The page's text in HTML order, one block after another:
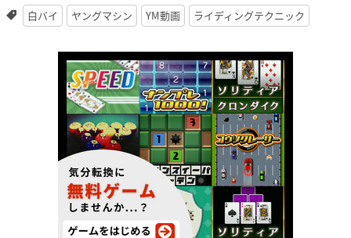
白バイ ヤングマシン YM動画 ライディングテクニック